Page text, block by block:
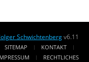
Schwichtenbergv6.11
SITEMAP
KONTAKT
RECHTLICHES